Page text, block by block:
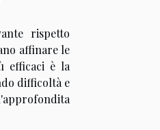
rispetto
affinare le
efficaci è la
difficoltà e